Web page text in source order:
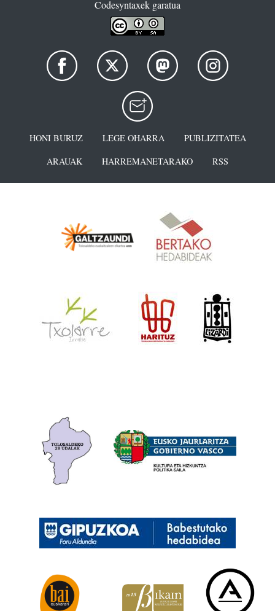
Codesyntaxek garatua
HONI BURUZ LEGE OHARRA
PUBLIZITATEA
ARAUAK
HARREMANETARAKO RSS